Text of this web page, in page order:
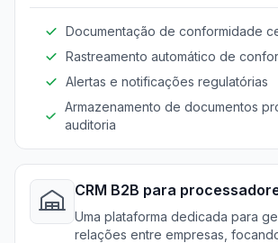
regulamentares necessários
eficientemente.
Documentação de conformidade
Rastreamento automático de
Alertas e notificações regulatórias
Armazenamento de documentos
auditoria
CRM B2B para
alimentos
Uma plataforma dedicada para
relações entre empresas,